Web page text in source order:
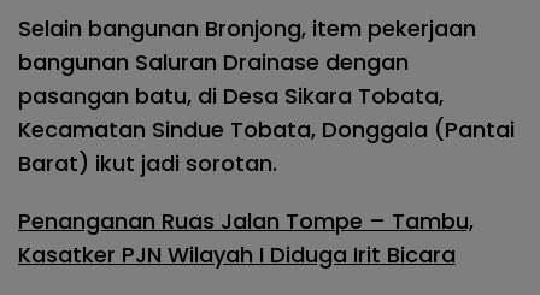
Selain bangunan Bronjong, item pekerjaan
bangunan Saluran Drainase dengan
pasangan batu, di Desa Sikara Tobata,
Kecamatan Sindue Tobata, Donggala (Pantai
Barat) ikut jadi sorotan.
Penanganan Ruas Jalan Tompe – Tambu,
Kasatker PJN Wilayah I Diduga Irit Bicara